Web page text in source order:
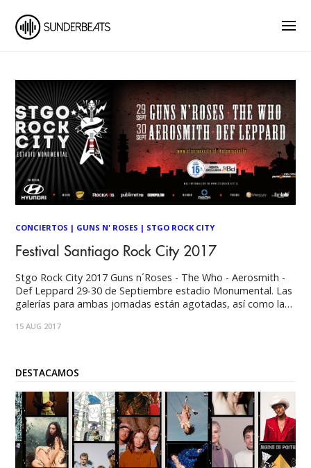
CONCIERTOS | GUNS N' ROSES | STGO ROCK CITY
Festival Santiago Rock City 2017
Stgo Rock City 2017 Guns n´Roses - The Who - Aerosmith -
Def Leppard 29-30 de Septiembre estadio Monumental. Las
galerías para ambas jornadas están agotadas, así como la
del 30 quedan los últimos tickets de esa
15 AUG 2017
DESTACAMOS